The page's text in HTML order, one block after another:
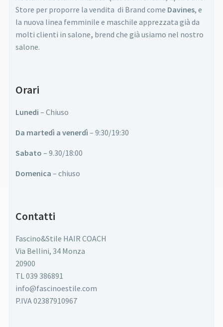
Store per proporre la vendita di Brand come Davines, e
la nuova linea femminile e maschile apprezzata già da
molti clienti in salone, brend che già usiamo nel nostro
salone.
Orari
Lunedi – Chiuso
Da martedì a venerdì – 9:30/19:30
Sabato – 9.30/18:00
Domenica – chiuso
Contatti
Fascino&Stile HAIR COACH
Via Bellini, 34 Monza
20900
TL 039 386891
info@fascinoestile.com
P.IVA 02387910967